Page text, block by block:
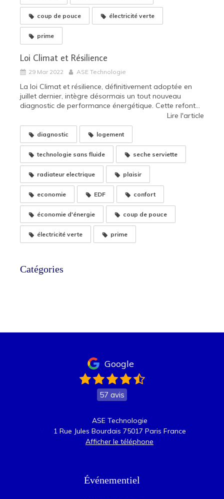
coup de pouce électricité verte
prime
Loi Climat et Résilience
29 Mar 2022 ASE Technologie
La loi Climat et résilience, définitivement adoptée en
juillet dernier, intègre désormais un tout nouveau
diagnostic de performance énergétique. Cette refont...
Lire l'article
diagnostic logement
technologie sans fluide seche serviette
radiateur electrique plaisir
economie EDF confort
économie d'énergie coup de pouce
électricité verte prime
Catégories
Google
57 avis
ASE Technologie
1 Rue Jules Bourdais 75017 Paris France
Afficher le téléphone
Événementiel